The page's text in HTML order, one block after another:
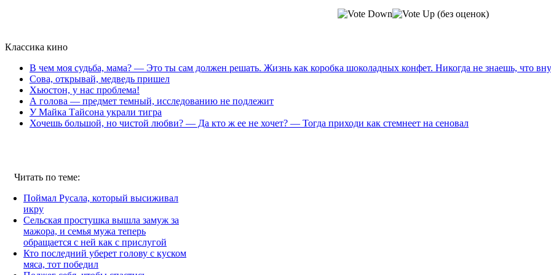
(без оценок)
Классика кино
В чем моя судьба, мама? — Это ты сам должен решать. Жизнь как коробка шоколадных конфет. Никогда не знаешь, что
Сова, открывай, медведь пришел
Хьюстон, у нас проблема!
А голова — предмет темный, исследованию не подлежит
У Майка Тайсона украли тигра
Хочешь большой, но чистой любви? — Да кто ж ее не хочет? — Тогда приходи как стемнеет на сеновал
Читать по теме:
Поймал Русала, который высиживал
икру
Сельская простушка вышла замуж за
мажора, и семья мужа теперь
обращается с ней как с прислугой
Кто последний уберет голову с куском
мяса, тот победил